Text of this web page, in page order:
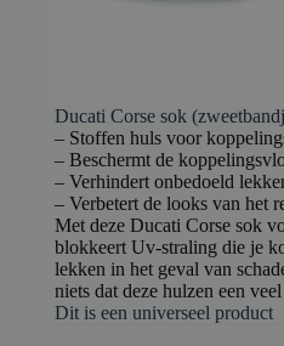
Ducati Corse sok
– Stoffen huls voor
– Beschermt de
– Verhindert onbedoeld
– Verbetert de looks van het
Met deze Ducati Corse sok
blokkeert Uv-straling die je
lekken in het geval van
niets dat deze hulzen een
Dit is een universeel product